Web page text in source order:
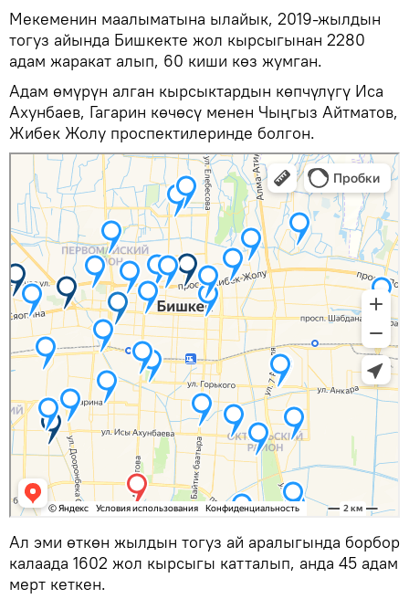
Мекеменин маалыматына ылайык, 2019-жылдын
тогуз айында Бишкекте жол кырсыгынан 2280
адам жаракат алып, 60 киши көз жумган.
Адам өмүрүн алган кырсыктардын көпчүлүгү Иса
Ахунбаев, Гагарин көчөсү менен Чыңгыз Айтматов,
Жибек Жолу проспектилеринде болгон.
Ал эми өткөн жылдын тогуз ай аралыгында борбор
калаада 1602 жол кырсыгы катталып, анда 45 адам
мерт кеткен.